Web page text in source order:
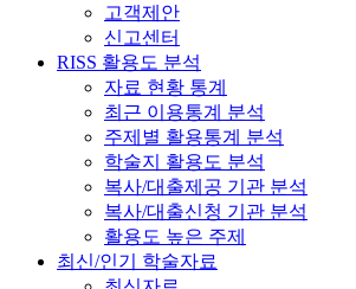
고객제안
신고센터
RISS 활용도 분석
자료 현황 통계
최근 이용통계 분석
주제별 활용통계 분석
학술지 활용도 분석
복사/대출제공 기관 분석
복사/대출신청 기관 분석
활용도 높은 주제
최신/인기 학술자료